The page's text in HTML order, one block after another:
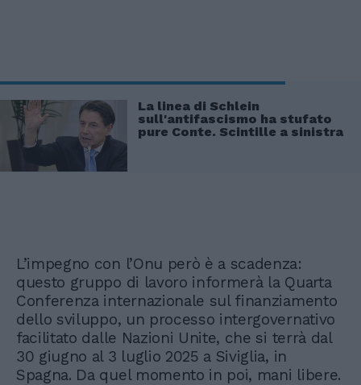
La linea di Schlein
sull'antifascismo ha stufato
pure Conte. Scintille a sinistra
L’impegno con l’Onu però è a scadenza:
questo gruppo di lavoro informerà la Quarta
Conferenza internazionale sul finanziamento
dello sviluppo, un processo intergovernativo
facilitato dalle Nazioni Unite, che si terrà dal
30 giugno al 3 luglio 2025 a Siviglia, in
Spagna. Da quel momento in poi, mani libere.